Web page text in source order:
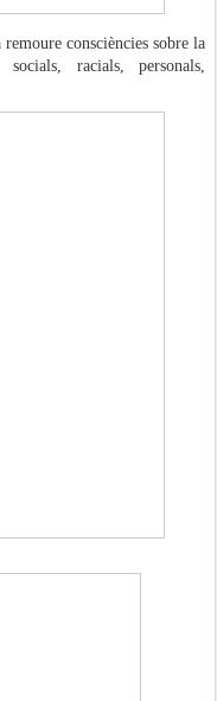
consciències sobre la
racials, personals,